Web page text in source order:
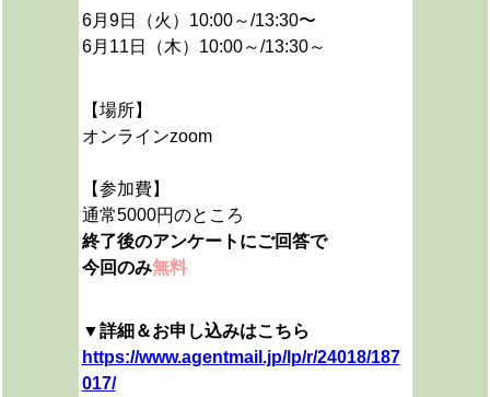
6月9日（火）10:00～/13:30〜
6月11日（木）10:00～/13:30～
【場所】
オンラインzoom
【参加費】
通常5000円のところ
終了後のアンケートにご回答で
今回のみ無料
▼詳細＆お申し込みはこちら
https://www.agentmail.jp/lp/r/24018/187
017/